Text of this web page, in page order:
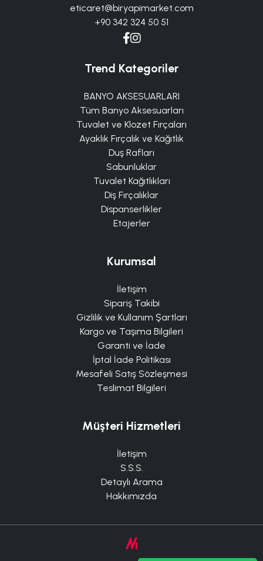
eticaret@biryapimarket.com
+90 342 324 50 51
Trend Kategoriler
BANYO AKSESUARLARI
Tüm Banyo Aksesuarları
Tuvalet ve Klozet Fırçaları
Ayaklık Fırçalık ve Kağıtlık
Duş Rafları
Sabunluklar
Tuvalet Kağıtlıkları
Diş Fırçalıklar
Dispanserlikler
Etajerler
Kurumsal
İletişim
Sipariş Takibi
Gizlilik ve Kullanım Şartları
Kargo ve Taşıma Bilgileri
Garanti ve İade
İptal İade Politikası
Mesafeli Satış Sözleşmesi
Teslimat Bilgileri
Müşteri Hizmetleri
İletişim
S.S.S.
Detaylı Arama
Hakkımızda